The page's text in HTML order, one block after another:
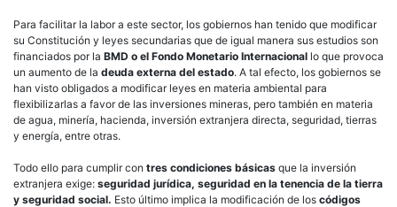
Para facilitar la labor a este sector, los gobiernos han tenido que modificar
su Constitución y leyes secundarias que de igual manera sus estudios son
financiados por la BMD o el Fondo Monetario Internacional lo que provoca
un aumento de la deuda externa del estado. A tal efecto, los gobiernos se
han visto obligados a modificar leyes en materia ambiental para
flexibilizarlas a favor de las inversiones mineras, pero también en materia
de agua, minería, hacienda, inversión extranjera directa, seguridad, tierras
y energía, entre otras.
Todo ello para cumplir con tres condiciones básicas que la inversión
extranjera exige: seguridad jurídica, seguridad en la tenencia de la tierra
y seguridad social. Esto último implica la modificación de los códigos